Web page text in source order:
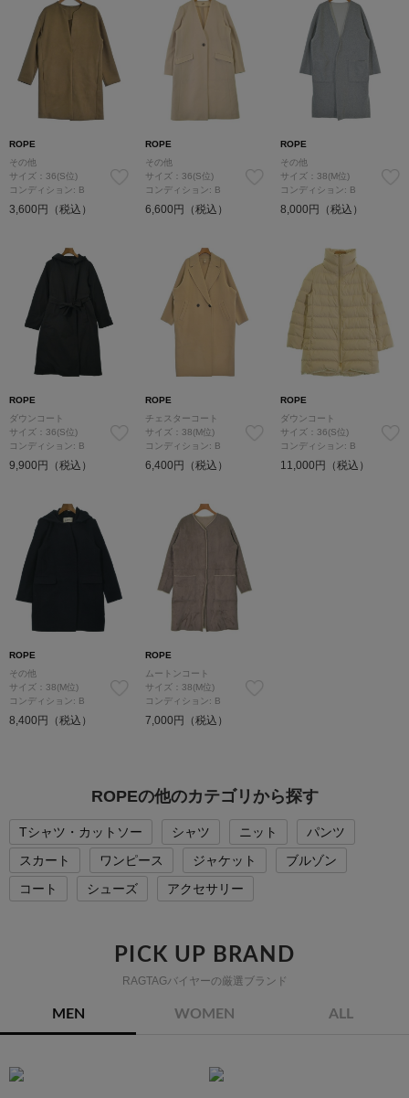
ROPE
その他
サイズ：36(S位)
コンディション: B
3,600円（税込）
ROPE
その他
サイズ：36(S位)
コンディション: B
6,600円（税込）
ROPE
その他
サイズ：38(M位)
コンディション: B
8,000円（税込）
ROPE
ダウンコート
サイズ：36(S位)
コンディション: B
9,900円（税込）
ROPE
チェスターコート
サイズ：38(M位)
コンディション: B
6,400円（税込）
ROPE
ダウンコート
サイズ：36(S位)
コンディション: B
11,000円（税込）
ROPE
その他
サイズ：38(M位)
コンディション: B
8,400円（税込）
ROPE
ムートンコート
サイズ：38(M位)
コンディション: B
7,000円（税込）
ROPEの他のカテゴリから探す
Tシャツ・カットソー シャツ ニット
パンツ
スカート
ワンピース ジャケット
ブルゾン
コート
シューズ アクセサリー
PICK UP BRAND
RAGTAGバイヤーの厳選ブランド
MEN WOMEN ALL